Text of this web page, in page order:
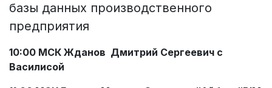
базы данных производственного
предприятия
10:00 МСК Жданов Дмитрий Сергеевич с
Василисой